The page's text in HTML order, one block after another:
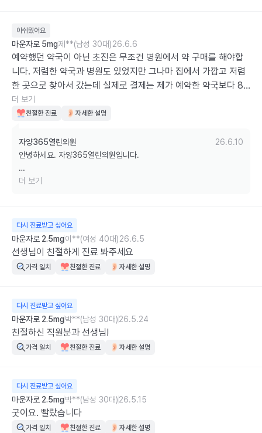
아쉬웠어요
마운자로 5mg제**(남성 30대)26.6.6
예약했던 약국이 아닌 초진은 무조건 병원에서 약 구매를 해야합
니다. 저렴한 약국과 병원도 있었지만 그나마 집에서 가깝고 저렴
한 곳으로 찾아서 갔는데 실제로 결제는 제가 예약한 약국보다 8
만원을 더 내야했습니다. 그리고 용량에 대해서도 법으로 2.5mg
부터 처방하는 것으로 정해져있다고 하시면서 제가 원했던 용량을
터 담당자도 이거는 개선해야한다고 생각합니다.
더 보기
친절한 진료 자세한 설명
자양365열린의원
26.6.10
안녕하세요. 자양365열린의원입니다.
먼저 진료 과정에서 기대하셨던 부분과 차이가 있어 불편을 느끼신 점에
또한 초회 처방 시에는 약학정보원 허가사항 및 관련 학회 권고사항을
참고하여 가장 낮은 용량부터 처방하고 있습니다. 이는 약물 부작용을
차 진료부터는 원외처방도 가능합니다.
비용 및 처방 방식에 대해 만족을 드리지 못한 점은 아쉽게 생각합니다.
보다 명확한 정보가 전달될 수 있도록 안내 사항 개선을 나만의닥터 측
더 보기
다시 진료받고 싶어요
마운자로 2.5mg이**(여성 40대)26.6.5
선생님이 친절하게 진료 봐주세요
가격 일치 친절한 진료 자세한 설명
다시 진료받고 싶어요
마운자로 2.5mg박**(남성 30대)26.5.24
친절하신 직원분과 선생님!
가격 일치 친절한 진료 자세한 설명
다시 진료받고 싶어요
마운자로 2.5mg박**(남성 30대)26.5.15
굿이요. 빨랐습니다
가격 일치 친절한 진료 자세한 설명